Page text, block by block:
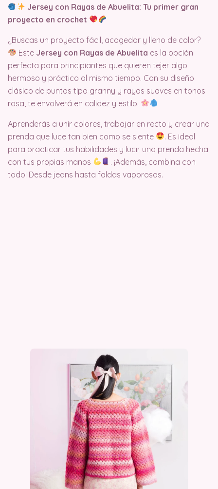
Jersey con Rayas de Abuelita: Tu primer gran
proyecto en crochet
¿Buscas un proyecto fácil, acogedor y lleno de color?
Este Jersey con Rayas de Abuelita es la opción
perfecta para principiantes que quieren tejer algo
hermoso y práctico al mismo tiempo. Con su diseño
clásico de puntos tipo granny y rayas suaves en tonos
rosa, te envolverá en calidez y estilo.
Aprenderás a unir colores, trabajar en recto y crear una
prenda que luce tan bien como se siente
. Es ideal
para practicar tus habilidades y lucir una prenda hecha
con tus propias manos
. ¡Además, combina con
todo! Desde jeans hasta faldas vaporosas.